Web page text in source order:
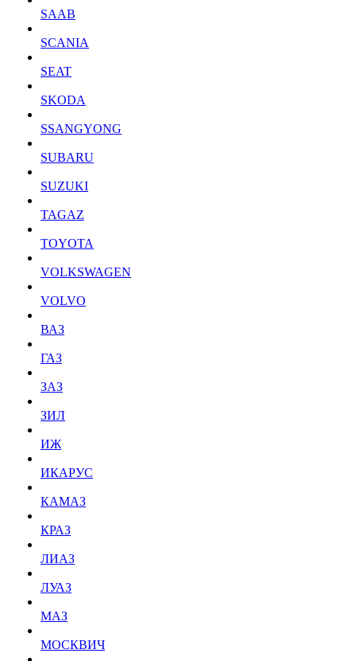
SAAB
SCANIA
SEAT
SKODA
SSANGYONG
SUBARU
SUZUKI
TAGAZ
TOYOTA
VOLKSWAGEN
VOLVO
ВАЗ
ГАЗ
ЗАЗ
ЗИЛ
ИЖ
ИКАРУС
КАМАЗ
КРАЗ
ЛИАЗ
ЛУАЗ
МАЗ
МОСКВИЧ